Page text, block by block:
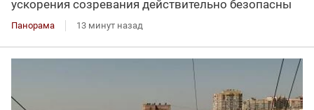
ускорения созревания действительно безопасны
Панорама 13 минут назад